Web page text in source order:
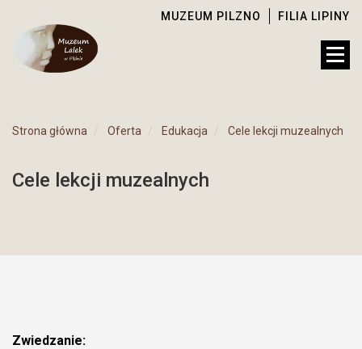
MUZEUM PILZNO FILIA LIPINY
Strona główna Oferta Edukacja Cele lekcji muzealnych
Cele lekcji muzealnych
Zwiedzanie: